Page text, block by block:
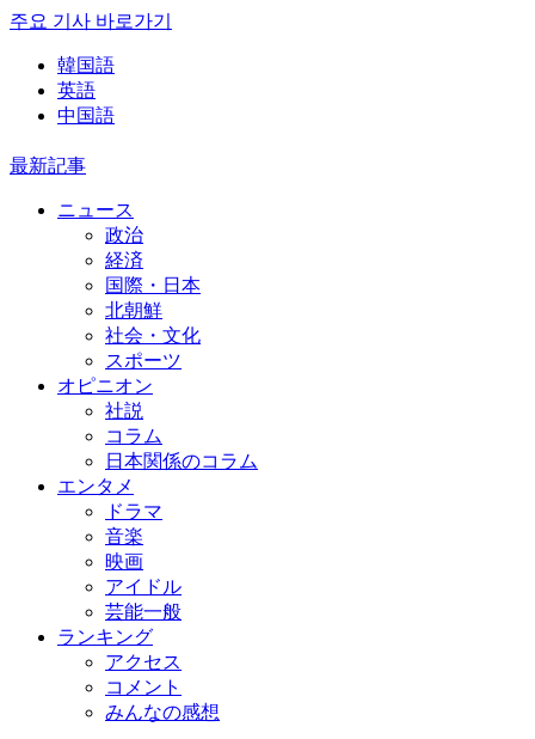
주요 기사 바로가기
韓国語
英語
中国語
最新記事
ニュース
政治
経済
国際・日本
北朝鮮
社会・文化
スポーツ
オピニオン
社説
コラム
日本関係のコラム
エンタメ
ドラマ
音楽
映画
アイドル
芸能一般
ランキング
アクセス
コメント
みんなの感想